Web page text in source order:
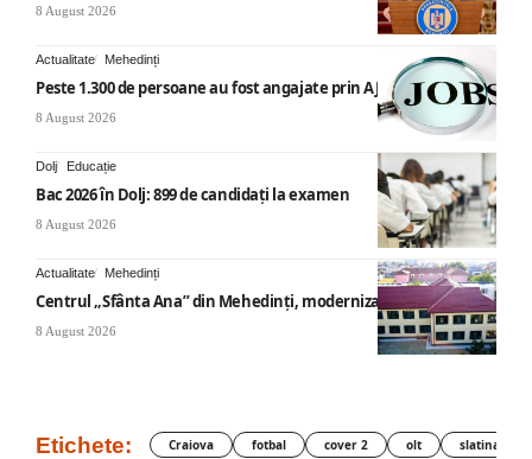
8 August 2026
Actualitate Mehedinți
Peste 1.300 de persoane au fost angajate prin AJOFM Mehedinți
8 August 2026
Dolj Educație
Bac 2026 în Dolj: 899 de candidați la examen
8 August 2026
Actualitate Mehedinți
Centrul „Sfânta Ana” din Mehedinți, modernizat
8 August 2026
Etichete: Craiova fotbal cover 2 olt slatina